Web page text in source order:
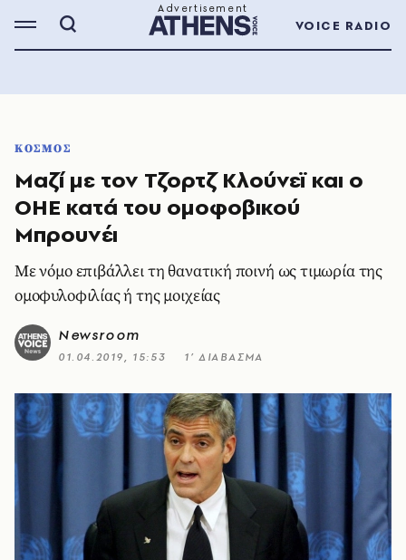
VOICE RADIO
ΚΟΣΜΟΣ
Μαζί με τον Τζορτζ Κλούνεϊ και ο
ΟΗΕ κατά του ομοφοβικού
Μπρουνέι
Με νόμο επιβάλλει τη θανατική ποινή ως τιμωρία της
ομοφυλοφιλίας ή της μοιχείας
Newsroom
01.04.2019, 15:53 1’ ΔΙΑΒΑΣΜΑ